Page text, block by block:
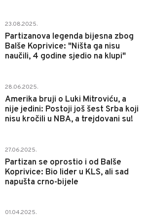
23.08.2025.
Partizanova legenda bijesna zbog
Balše Koprivice: "Ništa ga nisu
naučili, 4 godine sjedio na klupi"
28.06.2025.
Amerika bruji o Luki Mitroviću, a
nije jedini: Postoji još šest Srba koji
nisu kročili u NBA, a trejdovani su!
27.06.2025.
Partizan se oprostio i od Balše
Koprivice: Bio lider u KLS, ali sad
napušta crno-bijele
01.04.2025.